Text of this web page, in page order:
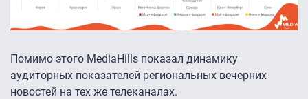
Помимо этого MediaHills показал динамику
аудиторных показателей региональных вечерних
новостей на тех же телеканалах.